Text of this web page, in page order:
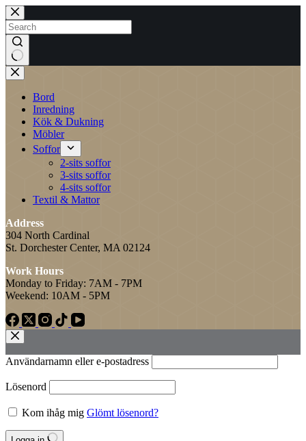
Skip
to
content
No
results
Bord
Inredning
Kök & Dukning
Möbler
Soffor
2-sits soffor
3-sits soffor
4-sits soffor
Textil & Mattor
Address
304 North Cardinal
St. Dorchester Center, MA 02124
Work Hours
Monday to Friday: 7AM - 7PM
Weekend: 10AM - 5PM
Användarnamn eller e‑postadress
Lösenord
Kom ihåg mig Glömt lösenord?